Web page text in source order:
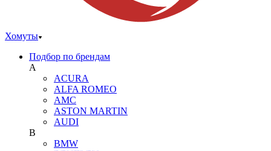
Хомуты
Подбор по брендам
A
ACURA
ALFA ROMEO
AMC
ASTON MARTIN
AUDI
B
BMW